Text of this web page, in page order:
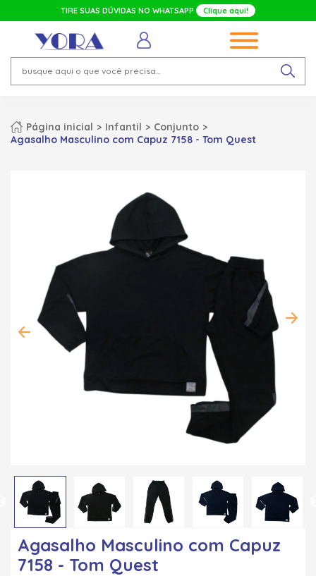
TIRE SUAS DÚVIDAS NO WHATSAPP Clique aqui!
Página inicial Infantil
Conjunto
Agasalho Masculino com Capuz 7158 - Tom Quest
Agasalho Masculino com Capuz
7158 - Tom Quest